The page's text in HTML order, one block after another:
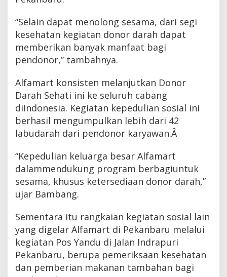
“Selain dapat menolong sesama, dari segi
kesehatan kegiatan donor darah dapat
memberikan banyak manfaat bagi
pendonor,” tambahnya.
Alfamart konsisten melanjutkan Donor
Darah Sehati ini ke seluruh cabang
diIndonesia. Kegiatan kepedulian sosial ini
berhasil mengumpulkan lebih dari 42
labudarah dari pendonor karyawan.Â
“Kepedulian keluarga besar Alfamart
dalammendukung program berbagiuntuk
sesama, khusus ketersediaan donor darah,”
ujar Bambang.
Sementara itu rangkaian kegiatan sosial lain
yang digelar Alfamart di Pekanbaru melalui
kegiatan Pos Yandu di Jalan Indrapuri
Pekanbaru, berupa pemeriksaan kesehatan
dan pemberian makanan tambahan bagi